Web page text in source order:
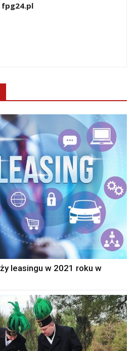
fpg24.pl
leasingu w 2021 roku w